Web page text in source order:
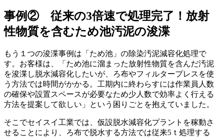
事例② 従来の3倍速で処理完了！放射
性物質を含むため池汚泥の浚渫
もう１つの浚渫事例は「ため池」の除染汚泥減容化処理で
す。お客様は、「ため池に溜まった放射性物質を含んだ汚泥
を浚渫し脱水減容化したいが、ろ布やフィルタープレスを使
う方法では時間がかかる。工期内に終わらすには作業員人数
の確保や設置スペースが必要なため少人数で効率よく行える
方法を提案して欲しい」という困りごとを抱えていました。
そこでセイスイ工業では、仮設脱水減容化プラントを稼動さ
せることにより、ろ布で脱水する方法では従来5ｔ処理する